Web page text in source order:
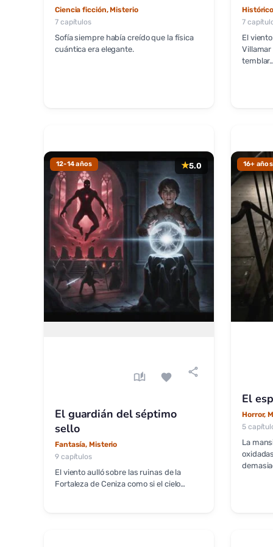
Ciencia ficción, Misterio
7 capítulos
Sofía siempre había creído que la física
cuántica era elegante.
7
El
Villamar
★5.0
12-14 años
auto_stories favorite share
El guardián del séptimo
sello
Fantasía, Misterio
9 capítulos
El viento aulló sobre las ruinas de la
Fortaleza de Ceniza como si el cielo…
16+ años
El
Horror,
5
La